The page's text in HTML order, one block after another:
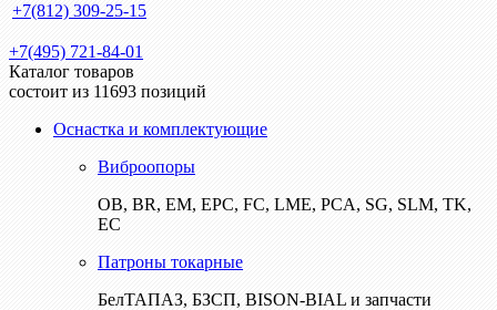
+7(812) 309-25-15
+7(495) 721-84-01
Каталог товаров
состоит из 11693 позиций
Оснастка и комплектующие
Виброопоры
ОВ, BR, EM, EPC, FC, LME, PCA, SG, SLM, TK,
EC
Патроны токарные
БелТАПАЗ, БЗСП, BISON-BIAL и запчасти